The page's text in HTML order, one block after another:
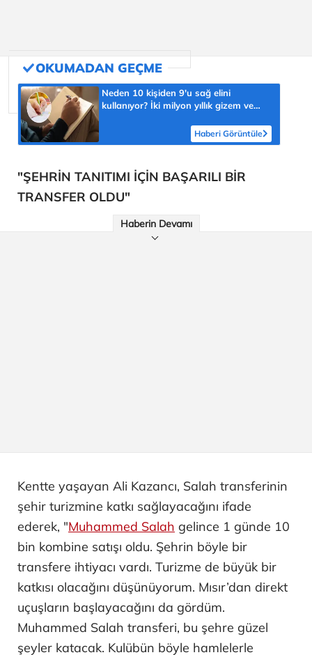
Neden 10 kişiden 9'u sağ elini
kullanıyor? İki milyon yıllık gizem ve
Haberi Görüntüle
"ŞEHRİN TANITIMI İÇİN BAŞARILI BİR
TRANSFER OLDU"
Haberin Devamı
Kentte yaşayan Ali Kazancı, Salah transferinin
şehir turizmine katkı sağlayacağını ifade
ederek, "Muhammed Salah gelince 1 günde 10
bin kombine satışı oldu. Şehrin böyle bir
transfere ihtiyacı vardı. Turizme de büyük bir
katkısı olacağını düşünüyorum. Mısır’dan direkt
uçuşların başlayacağını da gördüm.
Muhammed Salah transferi, bu şehre güzel
şeyler katacak. Kulübün böyle hamlelerle